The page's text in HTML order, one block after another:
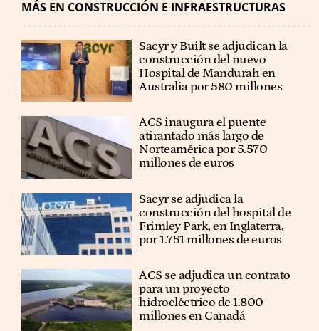
MÁS EN CONSTRUCCIÓN E INFRAESTRUCTURAS
Sacyr y Built se adjudican la
construcción del nuevo
Hospital de Mandurah en
Australia por 580 millones
ACS inaugura el puente
atirantado más largo de
Norteamérica por 5.570
millones de euros
Sacyr se adjudica la
construcción del hospital de
Frimley Park, en Inglaterra,
por 1.751 millones de euros
ACS se adjudica un contrato
para un proyecto
hidroeléctrico de 1.800
millones en Canadá